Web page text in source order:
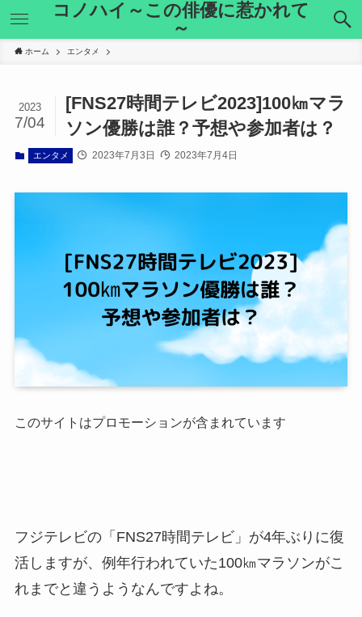
コノハイ～この俳優に惹かれて
～
ホーム エンタメ
[FNS27時間テレビ2023]100㎞マラ
ソン優勝は誰？予想や参加者は？
2023
7/04
エンタメ 2023年7月3日 2023年7月4日
このサイトはプロモーションが含まれています
フジテレビの「FNS27時間テレビ」が4年ぶりに復
活しますが、例年行われていた100㎞マラソンがこ
れまでと違うようなんですよね。